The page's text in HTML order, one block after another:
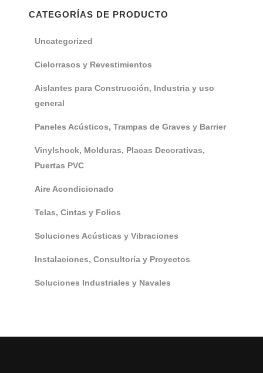
CATEGORÍAS DE PRODUCTO
Uncategorized
Cielorrasos y Revestimientos
Aislantes para Construcción, Industria y uso
general
Paneles Acústicos, Trampas de Graves y Barrier
Vinylshock, Molduras, Placas Decorativas,
Puertas PVC
Aire Acondicionado
Telas, Cintas y Folios
Soluciones Acústicas y Vibraciones
Instalaciones, Consultoría y Proyectos
Soluciones Industriales y Navales